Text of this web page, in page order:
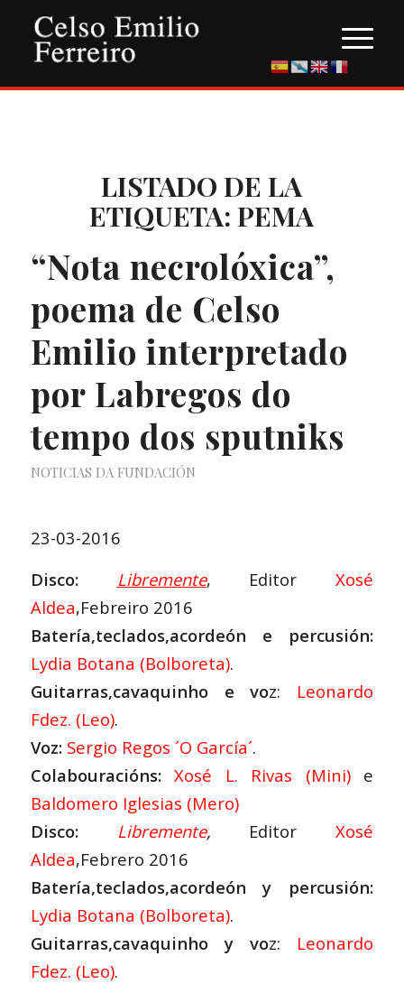
LISTADO DE LA
ETIQUETA:PEMA
“Nota necrolóxica”,
poema de Celso
Emilio interpretado
por Labregos do
tempo dos sputniks
NOTICIAS DA FUNDACIÓN
23-03-2016
Disco:
Libremente, EditorXosé
Aldea,Febreiro 2016
Batería,teclados,acordeón e percusión:
Lydia Botana (Bolboreta).
Guitarras,cavaquinho e voz: Leonardo
Fdez. (Leo).
Voz: Sergio Regos ´O García´.
Colabouracións: Xosé L. Rivas (Mini)e
Baldomero Iglesias (Mero)
Disco:
Libremente, EditorXosé
Aldea,Febrero 2016
Batería,teclados,acordeón y percusión:
Lydia Botana (Bolboreta).
Guitarras,cavaquinho y voz: Leonardo
Fdez. (Leo).